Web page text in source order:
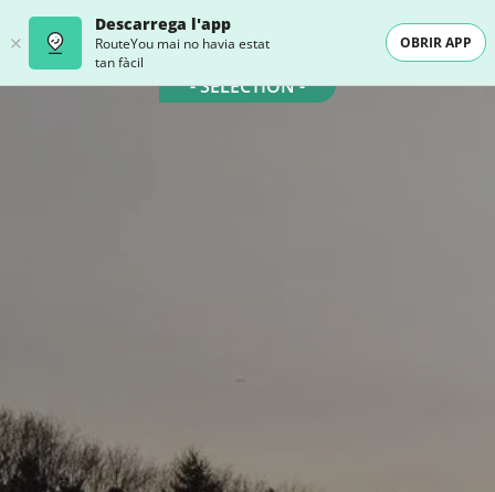
Descarrega l'app
RouteYou mai no havia estat
tan fàcil
OBRIR APP
- SELECTION -